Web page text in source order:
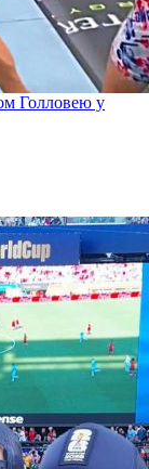
Голловею у